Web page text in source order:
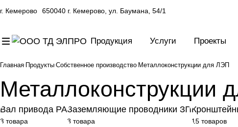
г. Кемерово 650040 г. Кемерово, ул. Баумана, 54/1
Продукция Услуги Проекты
Главная Продукты Собственное производство Металлоконструкции для ЛЭП
Металлоконструкции
Вал привода РА
3 товара
Заземляющие проводники ЗП
3 товара 15 товаров